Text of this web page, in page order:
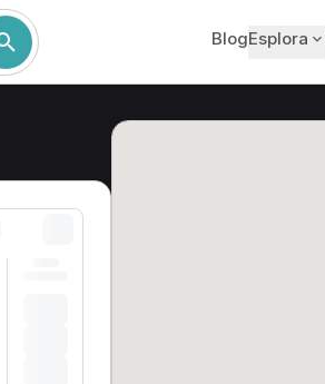
BlogEsplora